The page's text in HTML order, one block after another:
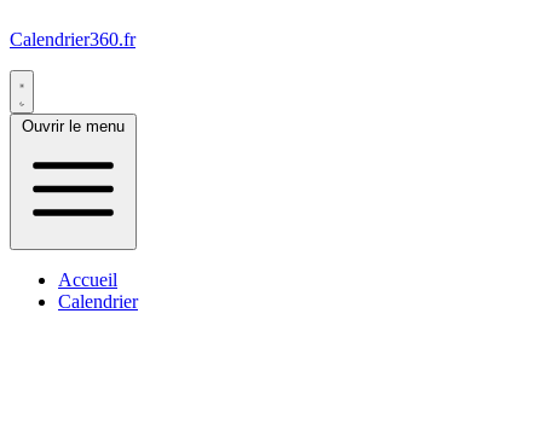
Calendrier360.fr
Ouvrir le menu
Accueil
Calendrier